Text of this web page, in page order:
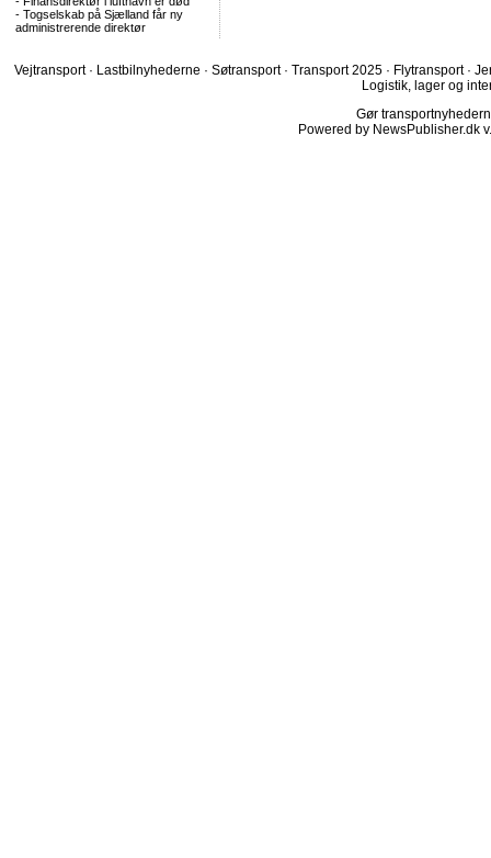
- Togselskab på Sjælland får ny
administrerende direktør
Vejtransport · Lastbilnyhederne · Søtransport · Transport 2025 · Flytransport ·
Logistik, lager og
Gør
Powered by NewsPublisher.dk